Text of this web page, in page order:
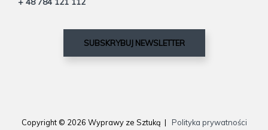
SUBSKRYBUJ NEWSLETTER
Copyright © 2026 Wyprawy ze Sztuką | Polityka prywatności